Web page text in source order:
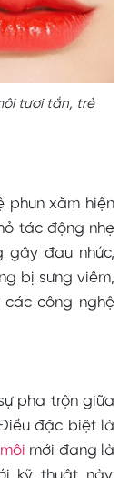
tươi tắn, trẻ
phun xăm hiện
tác động nhẹ
gây đau nhức,
bị sưng viêm,
các công nghệ
pha trộn giữa
đặc biệt là
mới đang là